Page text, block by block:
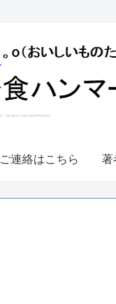
ご連絡はこちら 著